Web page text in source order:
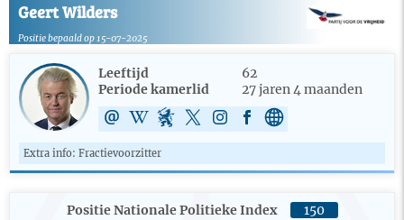
Geert Wilders
Positie bepaald op 15-07-2025
Leeftijd
62
Periode kamerlid
27 jaren 4 maanden
Extra info: Fractievoorzitter
Positie Nationale Politieke Index 150